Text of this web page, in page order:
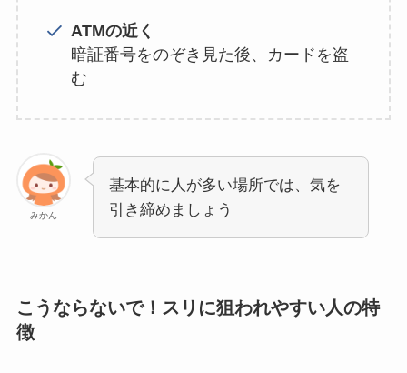
ATMの近く
暗証番号をのぞき見た後、カードを盗
む
みかん
基本的に人が多い場所では、気を
引き締めましょう
こうならないで！スリに狙われやすい人の特
徴